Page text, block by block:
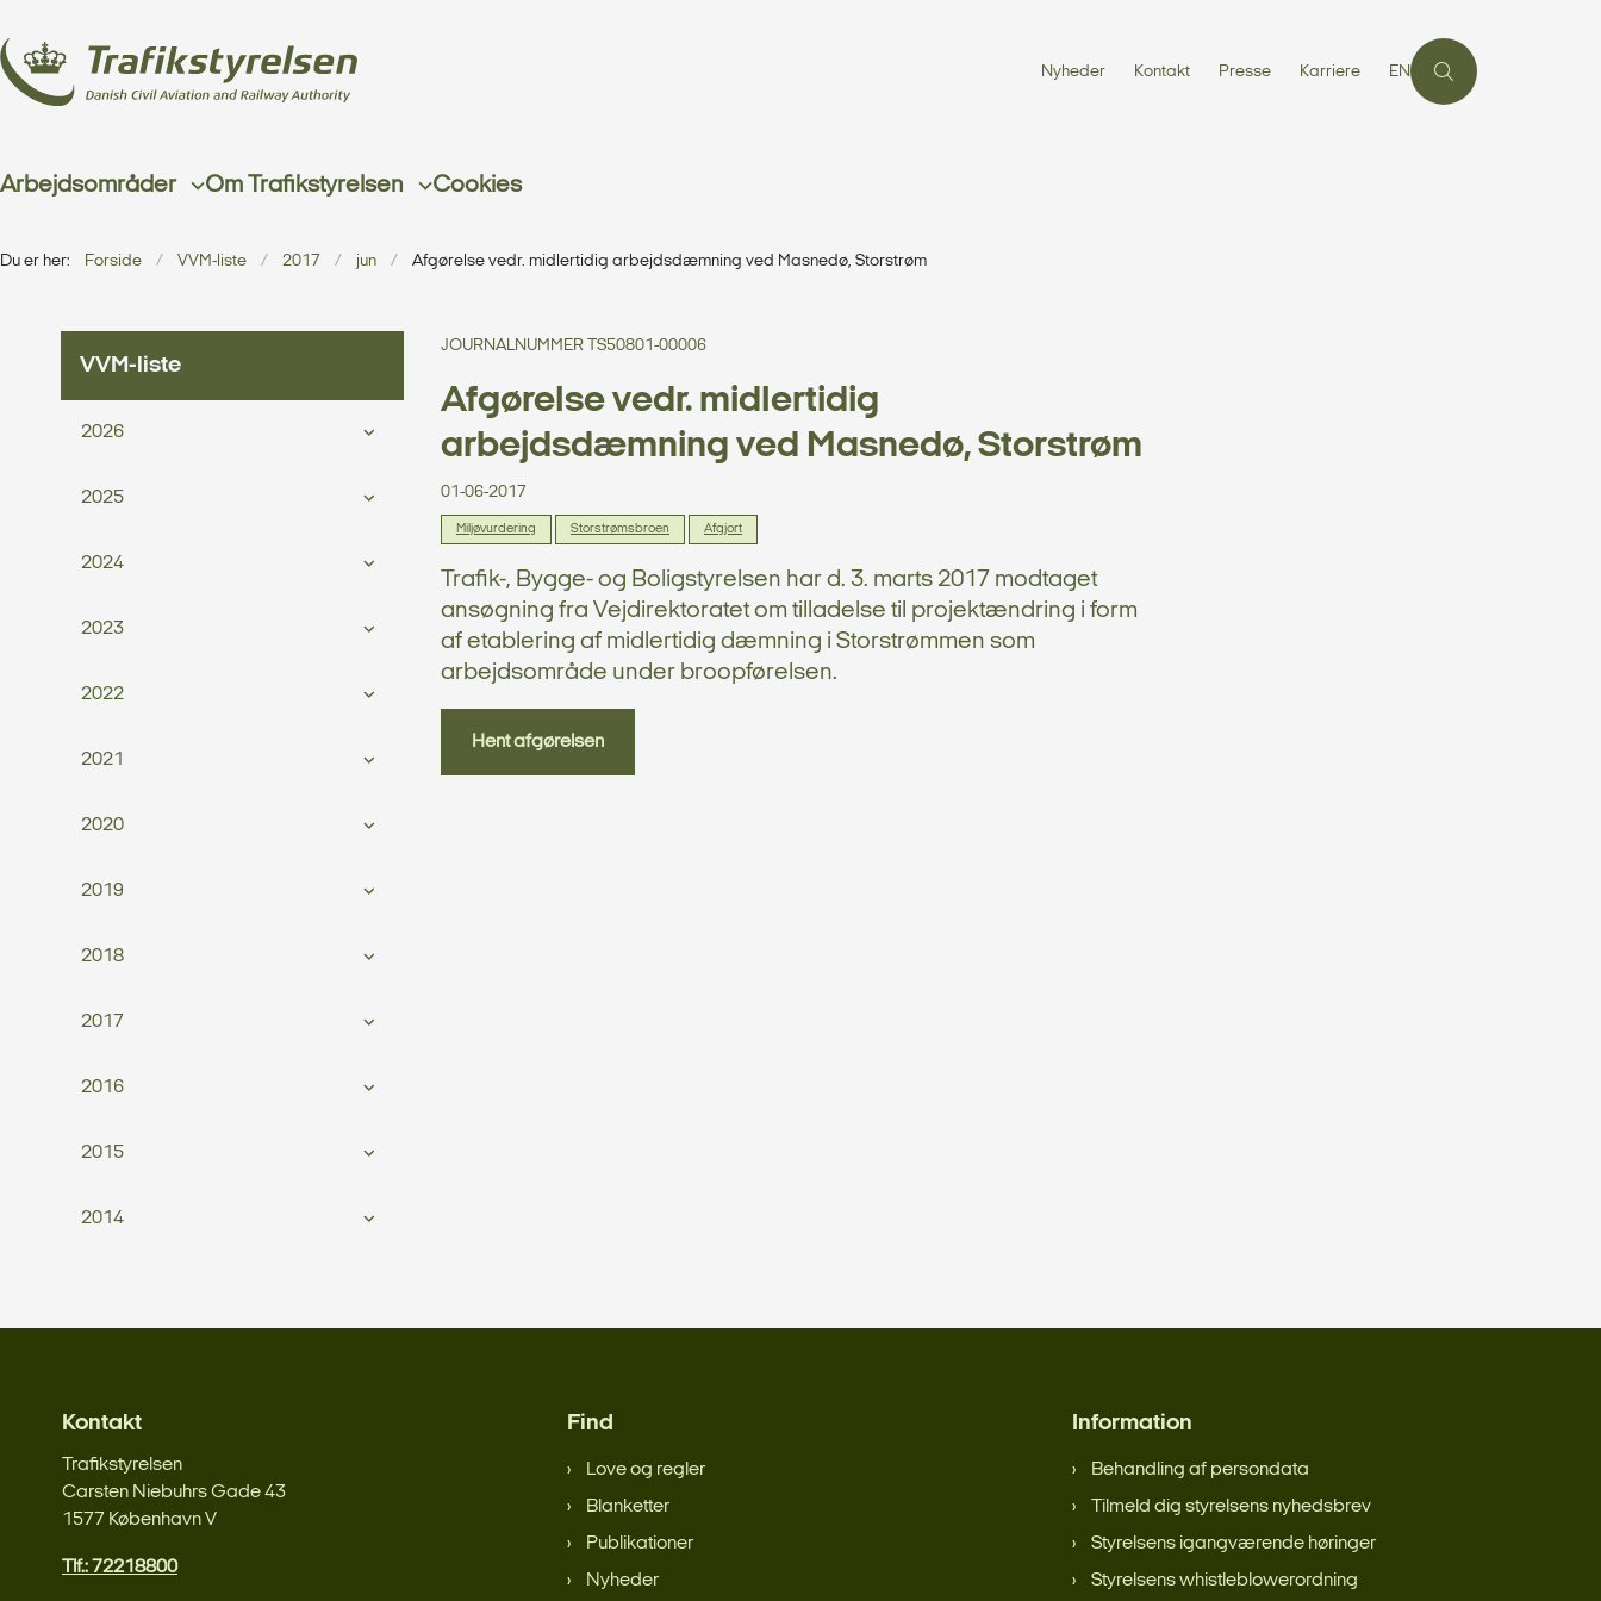
Nyheder Kontakt Presse Karriere EN
Arbejdsområder Om Trafikstyrelsen Cookies
Du er her: Forside VVM-liste 2017 jun Afgørelse vedr. midlertidig arbejdsdæmning ved Masnedø, Storstrøm
VVM-liste
2026
2025
2024
2023
2022
2021
2020
2019
2018
2017
2016
2015
2014
JOURNALNUMMER TS50801-00006
Afgørelse vedr. midlertidig
arbejdsdæmning ved Masnedø, Storstrøm
01-06-2017
Miljøvurdering Storstrømsbroen Afgjort
Trafik-, Bygge- og Boligstyrelsen har d. 3. marts 2017 modtaget
ansøgning fra Vejdirektoratet om tilladelse til projektændring i form
af etablering af midlertidig dæmning i Storstrømmen som
arbejdsområde under broopførelsen.
Hent afgørelsen
Kontakt
Trafikstyrelsen
Carsten Niebuhrs Gade 43
1577 København V
Tlf.: 72218800
Find
Love og regler
Blanketter
Publikationer
Nyheder
Information
Behandling af persondata
Tilmeld dig styrelsens nyhedsbrev
Styrelsens igangværende høringer
Styrelsens whistleblowerordning